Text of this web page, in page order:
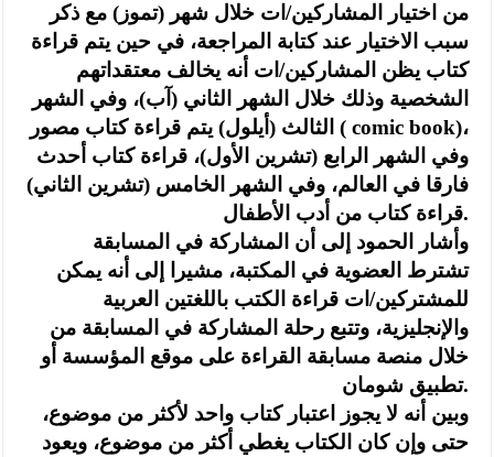
من اختيار المشاركين/ات خلال شهر (تموز) مع ذكر
سبب الاختيار عند كتابة المراجعة، في حين يتم قراءة
كتاب يظن المشاركين/ات أنه يخالف معتقداتهم
الشخصية وذلك خلال الشهر الثاني (آب)، وفي الشهر
الثالث (أيلول) يتم قراءة كتاب مصور ( comic book)،
وفي الشهر الرابع (تشرين الأول)، قراءة كتاب أحدث
فارقا في العالم، وفي الشهر الخامس (تشرين الثاني)
قراءة كتاب من أدب الأطفال.
وأشار الحمود إلى أن المشاركة في المسابقة
تشترط العضوية في المكتبة، مشيرا إلى أنه يمكن
للمشتركين/ات قراءة الكتب باللغتين العربية
والإنجليزية، وتتبع رحلة المشاركة في المسابقة من
خلال منصة مسابقة القراءة على موقع المؤسسة أو
تطبيق شومان.
وبين أنه لا يجوز اعتبار كتاب واحد لأكثر من موضوع،
حتى وإن كان الكتاب يغطي أكثر من موضوع، ويعود